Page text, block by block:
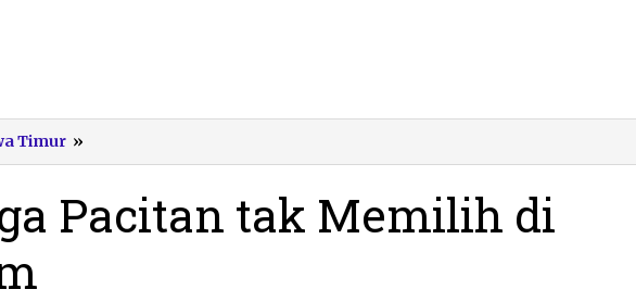
Timur »
Warga
tak
Memilih
Pacitan tak Memilih di